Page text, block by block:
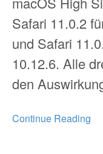
Safari 11.0.2
und Safari
10.12.6. Alle
den
Continue Reading